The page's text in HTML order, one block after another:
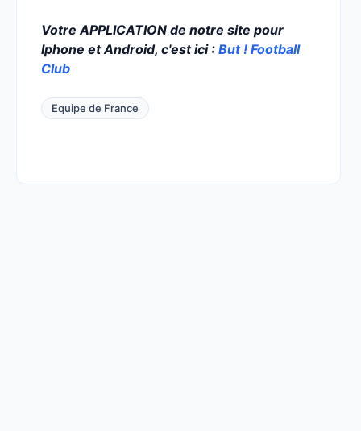
Votre APPLICATION de notre site pour
Iphone et Android, c'est ici : But ! Football
Club
Equipe de France